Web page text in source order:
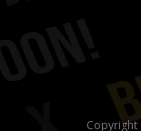
Copyright